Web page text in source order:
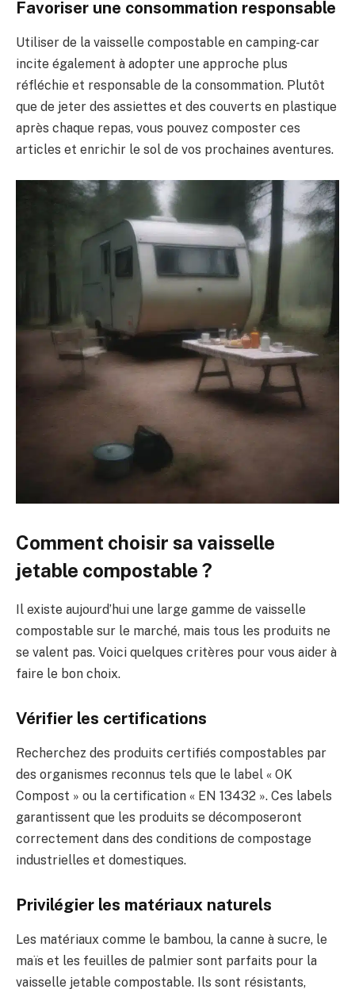
Favoriser une consommation responsable
Utiliser de la vaisselle compostable en camping-car
incite également à adopter une approche plus
réfléchie et responsable de la consommation. Plutôt
que de jeter des assiettes et des couverts en plastique
après chaque repas, vous pouvez composter ces
articles et enrichir le sol de vos prochaines aventures.
Comment choisir sa vaisselle
jetable compostable ?
Il existe aujourd’hui une large gamme de vaisselle
compostable sur le marché, mais tous les produits ne
se valent pas. Voici quelques critères pour vous aider à
faire le bon choix.
Vérifier les certifications
Recherchez des produits certifiés compostables par
des organismes reconnus tels que le label « OK
Compost » ou la certification « EN 13432 ». Ces labels
garantissent que les produits se décomposeront
correctement dans des conditions de compostage
industrielles et domestiques.
Privilégier les matériaux naturels
Les matériaux comme le bambou, la canne à sucre, le
maïs et les feuilles de palmier sont parfaits pour la
vaisselle jetable compostable. Ils sont résistants,